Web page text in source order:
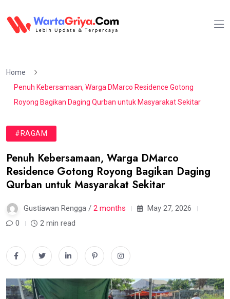
Home
Penuh Kebersamaan, Warga DMarco Residence Gotong
Royong Bagikan Daging Qurban untuk Masyarakat Sekitar
#RAGAM
Penuh Kebersamaan, Warga DMarco
Residence Gotong Royong Bagikan Daging
Qurban untuk Masyarakat Sekitar
Gustiawan Rengga / 2 months
May 27, 2026
0
2 min read